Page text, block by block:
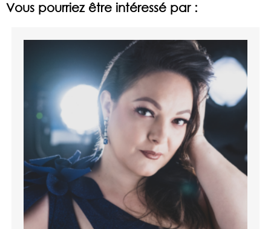
Vous pourriez être intéressé par :